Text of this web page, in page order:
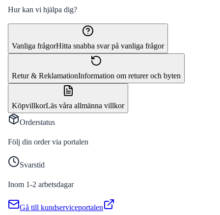
Hur kan vi hjälpa dig?
Vanliga frågorHitta snabba svar på vanliga frågor
Retur & ReklamationInformation om returer och byten
KöpvillkorLäs våra allmänna villkor
Orderstatus
Följ din order via portalen
Svarstid
Inom 1-2 arbetsdagar
Gå till kundserviceportalen